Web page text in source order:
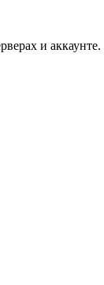
и аккаунте.